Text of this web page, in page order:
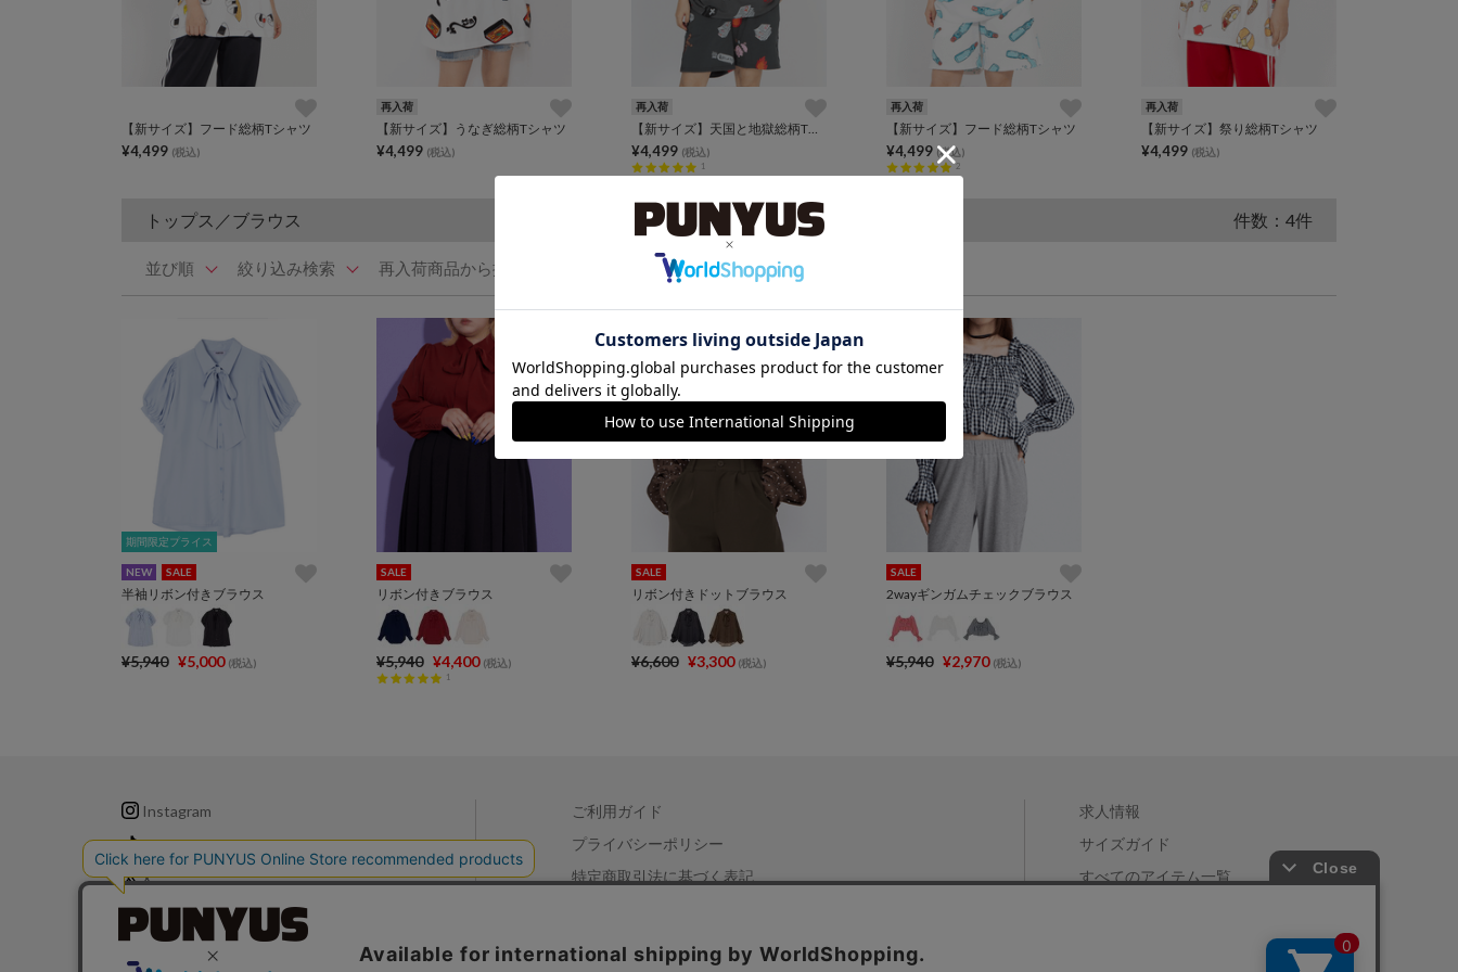
【新サイズ】フード総柄Tシャツ
¥4,499 (税込)
再入荷
【新サイズ】うなぎ総柄Tシャツ
¥4,499 (税込)
再入荷
【新サイズ】天国と地獄総柄Tシャツ
¥4,499 (税込)
1
再入荷
【新サイズ】フード総柄Tシャツ
¥4,499 (税込)
2
再入荷
【新サイズ】祭り総柄Tシャツ
¥4,499 (税込)
トップス／ブラウス 件数：4件
並び順 絞り込み検索 再入荷商品から探す
期間限定プライス
期間限定プライス
NEW SALE
半袖リボン付きブラウス
¥5,940 ¥5,000 (税込)
SALE
リボン付きブラウス
¥5,940 ¥4,400 (税込)
1
SALE
リボン付きドットブラウス
¥6,600 ¥3,300 (税込)
SALE
2wayギンガムチェックブラウス
¥5,940 ¥2,970 (税込)
Instagram
TikTok
X
LINE
ご利用ガイド
プライバシーポリシー
特定商取引法に基づく表記
お問い合わせ
求人情報
サイズガイド
すべてのアイテム一覧